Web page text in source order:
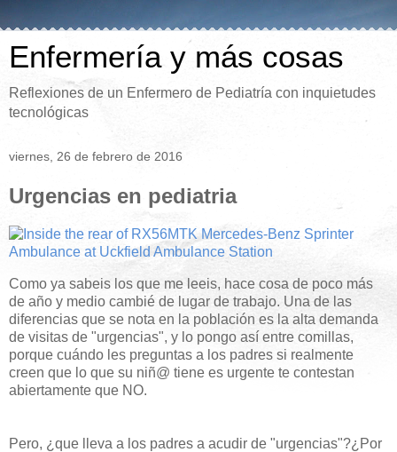
Enfermería y más cosas
Reflexiones de un Enfermero de Pediatría con inquietudes
tecnológicas
viernes, 26 de febrero de 2016
Urgencias en pediatria
Como ya sabeis los que me leeis, hace cosa de poco más
de año y medio cambié de lugar de trabajo. Una de las
diferencias que se nota en la población es la alta demanda
de visitas de "urgencias", y lo pongo así entre comillas,
porque cuándo les preguntas a los padres si realmente
creen que lo que su niñ@ tiene es urgente te contestan
abiertamente que NO.
Pero, ¿que lleva a los padres a acudir de "urgencias"?¿Por